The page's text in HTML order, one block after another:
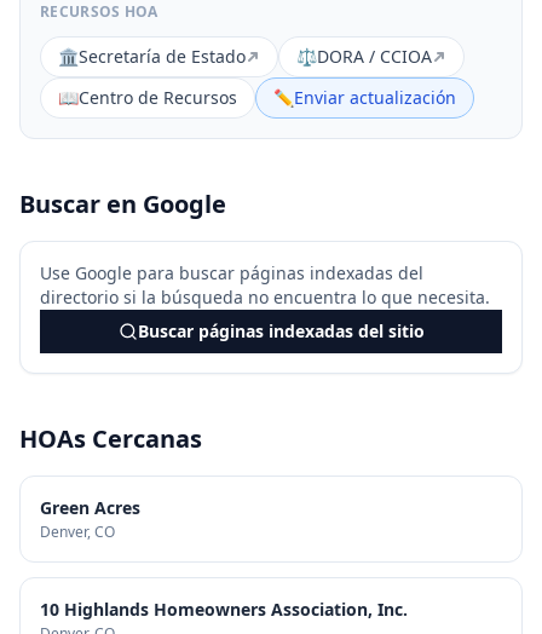
RECURSOS HOA
🏛️Secretaría de Estado ⚖️DORA / CCIOA
📖Centro de Recursos ✏️Enviar actualización
Buscar en Google
Use Google para buscar páginas indexadas del
directorio si la búsqueda no encuentra lo que necesita.
Buscar páginas indexadas del sitio
HOAs Cercanas
Green Acres
Denver, CO
10 Highlands Homeowners Association, Inc.